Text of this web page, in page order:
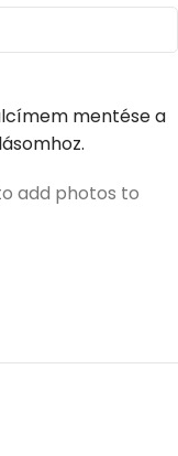
mentése a
add photos to